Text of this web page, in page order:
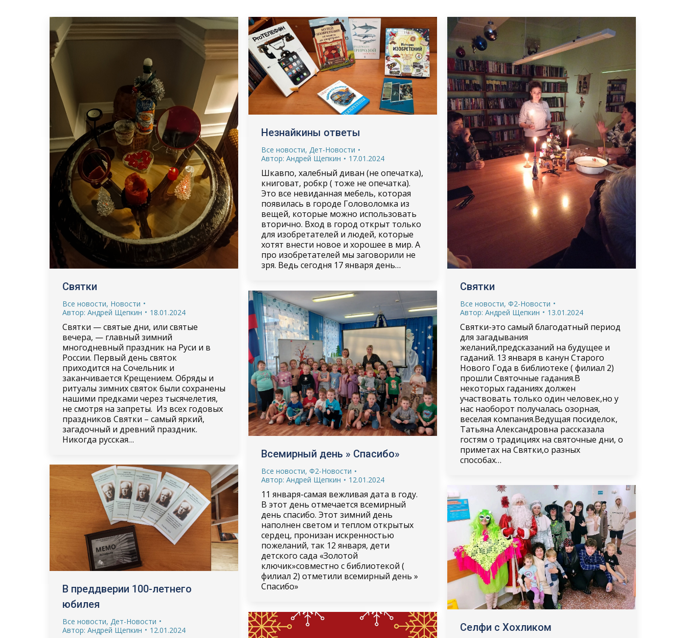
Святки
Все новости, Новости
Автор: Андрей Щепкин 18.01.2024
Святки — святые дни, или святые
вечера, — главный зимний
многодневный праздник на Руси и в
России. Первый день святок
приходится на Сочельник и
заканчивается Крещением. Обряды и
ритуалы зимних святок были сохранены
нашими предками через тысячелетия,
не смотря на запреты. Из всех годовых
праздников Святки – самый яркий,
загадочный и древний праздник.
Никогда русская…
Незнайкины ответы
Все новости, Дет-Новости
Автор: Андрей Щепкин 17.01.2024
Шкавпо, халебный диван (не опечатка),
книговат, робкр ( тоже не опечатка).
Это все невиданная мебель, которая
появилась в городе Головоломка из
вещей, которые можно использовать
вторично. Вход в город открыт только
для изобретателей и людей, которые
хотят внести новое и хорошее в мир. А
про изобретателей мы заговорили не
зря. Ведь сегодня 17 января день…
Святки
Все новости, Ф2-Новости
Автор: Андрей Щепкин 13.01.2024
Святки-это самый благодатный период
для загадывания
желаний,предсказаний на будущее и
гаданий. 13 января в канун Старого
Нового Года в библиотеке ( филиал 2)
прошли Святочные гадания.В
некоторых гаданиях должен
участвовать только один человек,но у
нас наоборот получалась озорная,
веселая компания.Ведущая посиделок,
Татьяна Александровна рассказала
гостям о традициях на святочные дни, о
приметах на Святки,о разных
способах…
Всемирный день » Спасибо»
Все новости, Ф2-Новости
Автор: Андрей Щепкин 12.01.2024
11 января-самая вежливая дата в году.
В этот день отмечается всемирный
день спасибо. Этот зимний день
наполнен светом и теплом открытых
сердец, пронизан искренностью
пожеланий, так 12 января, дети
детского сада «Золотой
ключик»совместно с библиотекой (
филиал 2) отметили всемирный день »
Спасибо»
В преддверии 100-летнего
юбилея
Все новости, Дет-Новости
Автор: Андрей Щепкин 12.01.2024 Селфи с Хохликом